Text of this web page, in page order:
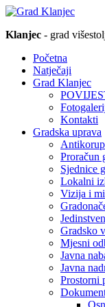
Klanjec - grad
Početna
Natječaji
Grad Klanjec
Kontakti
Gradska uprava
Proračun
Sjednice
Lokalni
Vizija i
Gradsko
Mjesni
Javna
Javna
Prostorni